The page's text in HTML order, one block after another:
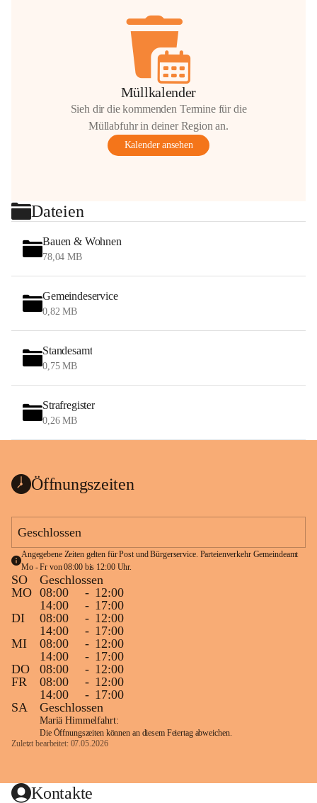
Müllkalender
Sieh dir die kommenden Termine für die
Müllabfuhr in deiner Region an.
Kalender ansehen
Dateien
Bauen & Wohnen
78,04 MB
Gemeindeservice
0,82 MB
Standesamt
0,75 MB
Strafregister
0,26 MB
Öffnungszeiten
Geschlossen
Angegebene Zeiten gelten für Post und Bürgerservice. Parteienverkehr Gemeindeamt
Mo - Fr von 08:00 bis 12:00 Uhr.
SO
Geschlossen
MO 08:00 - 12:00
14:00
- 17:00
DI
08:00 - 12:00
14:00
- 17:00
MI
08:00 - 12:00
14:00
- 17:00
DO
08:00 - 12:00
FR
08:00 - 12:00
14:00
- 17:00
SA
Geschlossen
Mariä Himmelfahrt:
Die Öffnungszeiten können an diesem Feiertag abweichen.
Zuletzt bearbeitet: 07.05.2026
Kontakte